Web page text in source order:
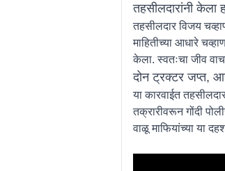
तहसीलदारांनी केला
तहसीलदार विजय
माहितीच्या आधारे
केला. स्वतःचा जीव
दोन ट्रक्टर जप्त,
या कारवाईत
तक्रारीवरून गोंदी
वाळू माफियांच्या या